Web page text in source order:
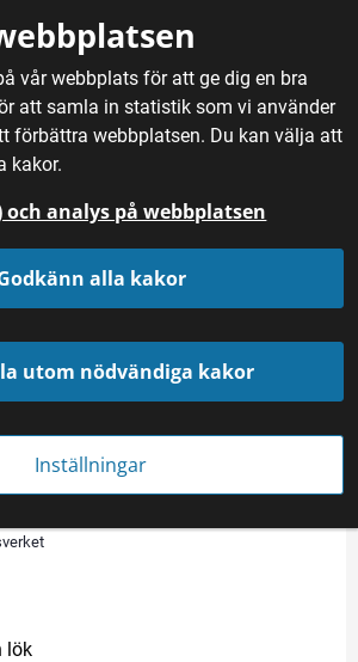
vår webbplats för att ge dig en bra
att samla in statistik som vi använder
förbättra webbplatsen. Du kan välja att
kakor.
och analys på webbplatsen
alla kakor
utom nödvändiga kakor
Inställningar
kål och lök / Lök
lök